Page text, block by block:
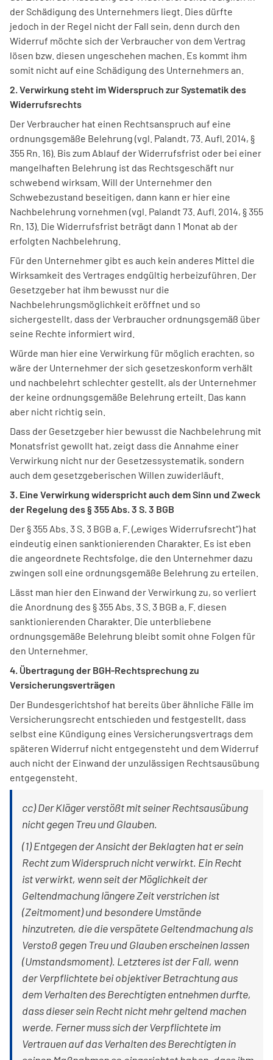
der Schädigung des Unternehmers liegt. Dies dürfte
jedoch in der Regel nicht der Fall sein, denn durch den
Widerruf möchte sich der Verbraucher von dem Vertrag
lösen bzw. diesen ungeschehen machen. Es kommt ihm
somit nicht auf eine Schädigung des Unternehmers an.
2. Verwirkung steht im Widerspruch zur Systematik des
Widerrufsrechts
Der Verbraucher hat einen Rechtsanspruch auf eine
ordnungsgemäße Belehrung (vgl. Palandt, 73. Aufl. 2014, §
355 Rn. 16). Bis zum Ablauf der Widerrufsfrist oder bei einer
mangelhaften Belehrung ist das Rechtsgeschäft nur
schwebend wirksam. Will der Unternehmer den
Schwebezustand beseitigen, dann kann er hier eine
Nachbelehrung vornehmen (vgl. Palandt 73. Aufl. 2014, § 355
Rn. 13). Die Widerrufsfrist beträgt dann 1 Monat ab der
erfolgten Nachbelehrung.
Für den Unternehmer gibt es auch kein anderes Mittel die
Wirksamkeit des Vertrages endgültig herbeizuführen. Der
Gesetzgeber hat ihm bewusst nur die
Nachbelehrungsmöglichkeit eröffnet und so
sichergestellt, dass der Verbraucher ordnungsgemäß über
seine Rechte informiert wird.
Würde man hier eine Verwirkung für möglich erachten, so
wäre der Unternehmer der sich gesetzeskonform verhält
und nachbelehrt schlechter gestellt, als der Unternehmer
der keine ordnungsgemäße Belehrung erteilt. Das kann
aber nicht richtig sein.
Dass der Gesetzgeber hier bewusst die Nachbelehrung mit
Monatsfrist gewollt hat, zeigt dass die Annahme einer
Verwirkung nicht nur der Gesetzessystematik, sondern
auch dem gesetzgeberischen Willen zuwiderläuft.
3. Eine Verwirkung widerspricht auch dem Sinn und Zweck
der Regelung des § 355 Abs. 3 S. 3 BGB
Der § 355 Abs. 3 S. 3 BGB a. F. („ewiges Widerrufsrecht“) hat
eindeutig einen sanktionierenden Charakter. Es ist eben
die angeordnete Rechtsfolge, die den Unternehmer dazu
zwingen soll eine ordnungsgemäße Belehrung zu erteilen.
Lässt man hier den Einwand der Verwirkung zu, so verliert
die Anordnung des § 355 Abs. 3 S. 3 BGB a. F. diesen
sanktionierenden Charakter. Die unterbliebene
ordnungsgemäße Belehrung bleibt somit ohne Folgen für
den Unternehmer.
4. Übertragung der BGH-Rechtsprechung zu
Versicherungsverträgen
Der Bundesgerichtshof hat bereits über ähnliche Fälle im
Versicherungsrecht entschieden und festgestellt, dass
selbst eine Kündigung eines Versicherungsvertrags dem
späteren Widerruf nicht entgegensteht und dem Widerruf
auch nicht der Einwand der unzulässigen Rechtsausübung
entgegensteht.
cc) Der Kläger verstößt mit seiner Rechtsausübung
nicht gegen Treu und Glauben.
(1) Entgegen der Ansicht der Beklagten hat er sein
Recht zum Widerspruch nicht verwirkt. Ein Recht
ist verwirkt, wenn seit der Möglichkeit der
Geltendmachung längere Zeit verstrichen ist
(Zeitmoment) und besondere Umstände
hinzutreten, die die verspätete Geltendmachung als
Verstoß gegen Treu und Glauben erscheinen lassen
(Umstandsmoment). Letzteres ist der Fall, wenn
der Verpflichtete bei objektiver Betrachtung aus
dem Verhalten des Berechtigten entnehmen durfte,
dass dieser sein Recht nicht mehr geltend machen
werde. Ferner muss sich der Verpflichtete im
Vertrauen auf das Verhalten des Berechtigten in